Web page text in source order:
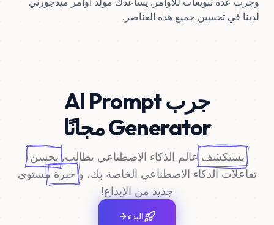
لدينا في تحسين جميع هذه العناصر.
جرب AI Prompt
Generator مجانًا
يستكشف عالم الذكاء الاصطناعي يطالب, يحسن
تفاعلات الذكاء الاصطناعي الخاصة بك، و خبرة مستوى
جديد من الإبداع!
البدء